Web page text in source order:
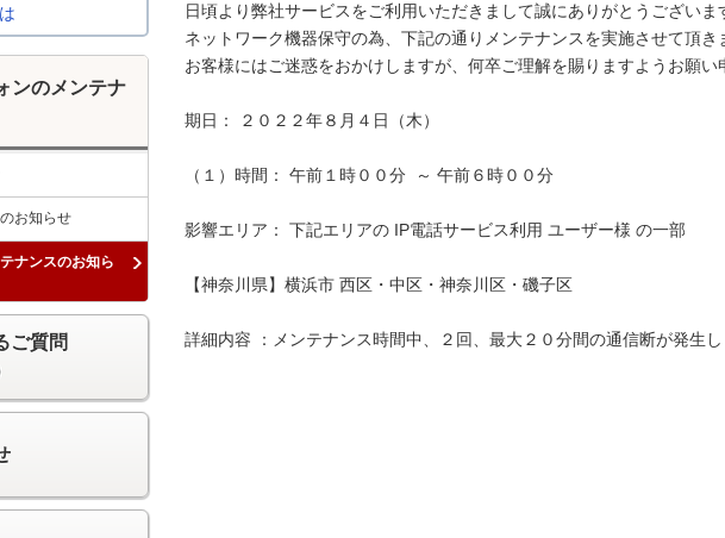
日頃より弊社サービスをご利用いただきまして誠にありがとうございま
ネットワーク機器保守の為、下記の通りメンテナンスを実施させて頂き
お客様にはご迷惑をおかけしますが、何卒ご理解を賜りますようお願い
期日： ２０２２年８月４日（木）
（１）時間： 午前１時００分  ～ 午前６時００分
影響エリア： 下記エリアの IP電話サービス利用 ユーザー様 の一部
【神奈川県】横浜市 西区・中区・神奈川区・磯子区
詳細内容 ：メンテナンス時間中、２回、最大２０分間の通信断が発生
ンのメンテナ
お知らせ
ナンスのお知ら
ご質問